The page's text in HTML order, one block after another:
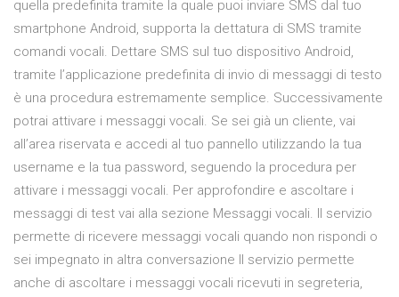
quella predefinita tramite la quale puoi inviare SMS dal tuo
smartphone Android, supporta la dettatura di SMS tramite
comandi vocali. Dettare SMS sul tuo dispositivo Android,
tramite l’applicazione predefinita di invio di messaggi di testo
è una procedura estremamente semplice. Successivamente
potrai attivare i messaggi vocali. Se sei già un cliente, vai
all’area riservata e accedi al tuo pannello utilizzando la tua
username e la tua password, seguendo la procedura per
attivare i messaggi vocali. Per approfondire e ascoltare i
messaggi di test vai alla sezione Messaggi vocali. Il servizio
permette di ricevere messaggi vocali quando non rispondi o
sei impegnato in altra conversazione Il servizio permette
anche di ascoltare i messaggi vocali ricevuti in segreteria,